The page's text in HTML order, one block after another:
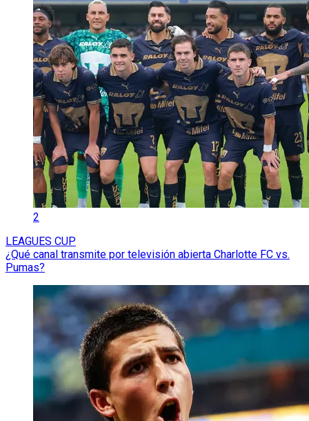
2
LEAGUES CUP
¿Qué canal transmite por televisión abierta Charlotte FC vs.
Pumas?